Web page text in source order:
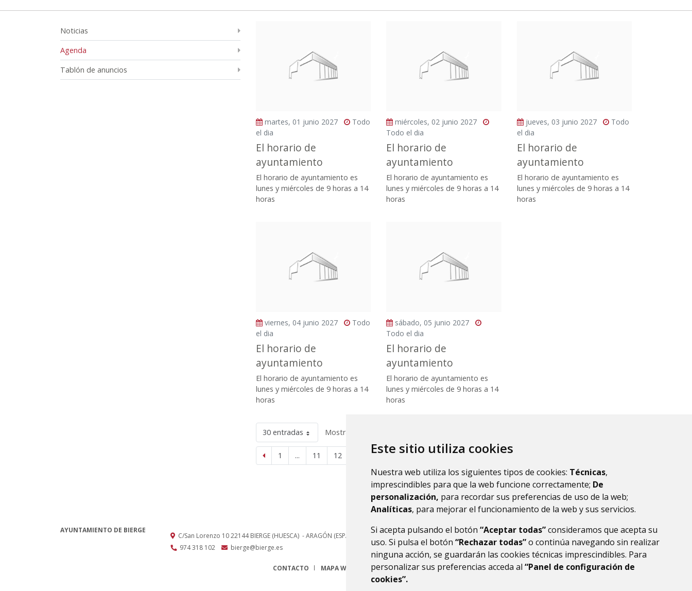
Este sitio utiliza cookies
Nuestra web utiliza los siguientes tipos de cookies: Técnicas,
imprescindibles para que la web funcione correctamente; De
personalización, para recordar sus preferencias de uso de la web;
Analíticas, para mejorar el funcionamiento de la web y sus servicios.
Si acepta pulsando el botón “Aceptar todas”consideramos que acepta su
uso. Si pulsa el botón “Rechazar todas”o continúa navegando sin realizar
ninguna acción, se guardarán las cookies técnicas imprescindibles. Para
personalizar sus preferencias acceda al “Panel de configuración de
cookies”.
Noticias
Agenda
Tablón de anuncios
martes, 01 junio 2027
Todo
el dia
El horario de
ayuntamiento
El horario de ayuntamiento es
lunes y miércoles de 9 horas a 14
horas
miércoles, 02 junio 2027
Todo el dia
El horario de
ayuntamiento
El horario de ayuntamiento es
lunes y miércoles de 9 horas a 14
horas
jueves, 03 junio 2027
Todo
el dia
El horario de
ayuntamiento
El horario de ayuntamiento es
lunes y miércoles de 9 horas a 14
horas
viernes, 04 junio 2027
Todo
el dia
El horario de
ayuntamiento
El horario de ayuntamiento es
lunes y miércoles de 9 horas a 14
horas
sábado, 05 junio 2027
Todo el dia
El horario de
ayuntamiento
El horario de ayuntamiento es
lunes y miércoles de 9 horas a 14
horas
30 entradas Mostrando el intervalo 361 - 365 de 365 resultados.
1 ... 11 12
AYUNTAMIENTO DE BIERGE
C/San Lorenzo 1022144 BIERGE (HUESCA) - ARAGÓN (ESPAÑA)
974 318 102
bierge@bierge.es
CONTACTO MAPA WEB AVISO LEGAL PROTECCIÓN DE DATOS ACCESIBILIDAD POLÍTICA DE COOKIES